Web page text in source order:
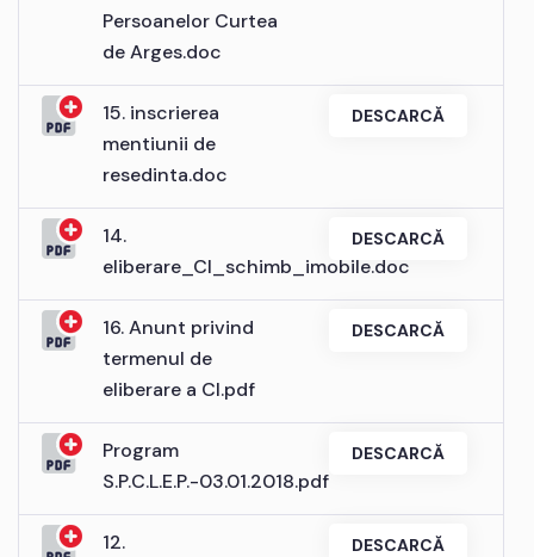
Persoanelor Curtea
de Arges.doc
15. inscrierea
mentiunii de
resedinta.doc
DESCARCĂ
14.
eliberare_CI_schimb_imobile.doc
DESCARCĂ
16. Anunt privind
termenul de
eliberare a CI.pdf
DESCARCĂ
Program
S.P.C.L.E.P.-03.01.2018.pdf
DESCARCĂ
12.
DESCARCĂ